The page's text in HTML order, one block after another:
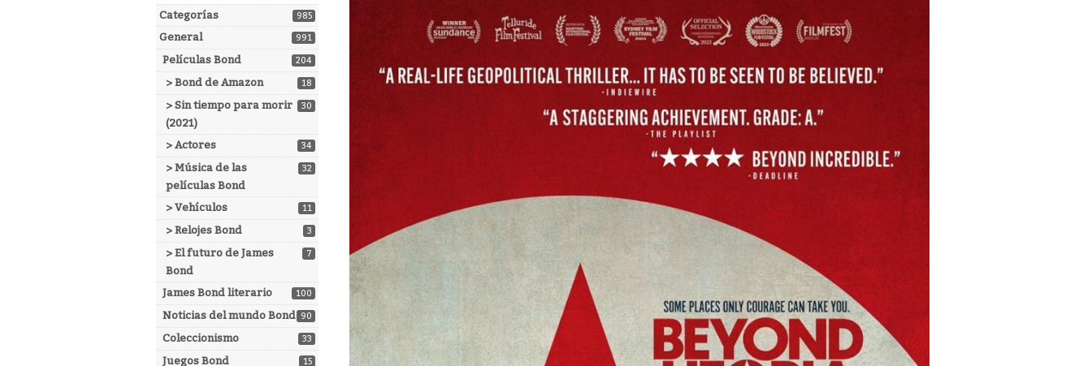
985
Categorías
991
General
204
Películas Bond
18
> Bond de Amazon
30
> Sin tiempo para morir
(2021)
34
> Actores
32
> Música de las
películas Bond
11
> Vehículos
3
> Relojes Bond
7
> El futuro de James
Bond
100
James Bond literario
90
Noticias del mundo Bond
33
Coleccionismo
15
Juegos Bond